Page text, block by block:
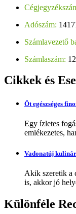
Adószám:
Számlavezető
Számlaszám:
Cikkekés
Öt egészséges
Egy ízletes
emlékezetes,
Vadonatúj
Akik szeretik a
is, akkor jó
Különféle